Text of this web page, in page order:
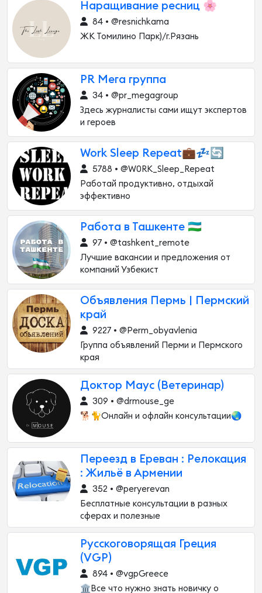
Наращивание ресниц 🌸
84 • @resnichkama
ЖК Томилино Парк)/г.Рязань
PR Мега группа
34 • @pr_megagroup
Здесь журналисты сами ищут экспертов
и героев
Work Sleep Repeat💼💤🔄
5788 • @W0RK_Sleep_Repeat
Работай продуктивно, отдыхай
эффективно
Работа в Ташкенте 🇺🇿
97 • @tashkent_remote
Лучшие вакансии и предложения от
компаний Узбекист
Объявления Пермь | Пермский
край
9227 • @Perm_obyavlenia
Группа объявлений Перми и Пермского
края
Доктор Маус (Ветеринар)
309 • @drmouse_ge
🐕🐈Онлайн и офлайн консультации🌏
Переезд в Ереван : Релокация
: Жильё в Армении
352 • @peryerevan
Бесплатные консультации в разных
сферах и полезные
Русскоговорящая Греция
(VGP)
894 • @vgpGreece
🏛Все что нужно знать новичку о